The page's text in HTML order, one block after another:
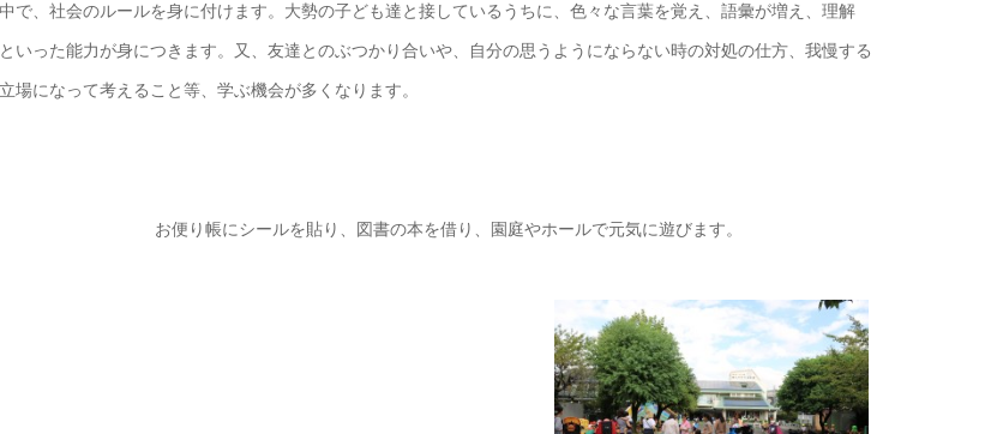
で、社会のルールを身に付けます。大勢の子ども達と接しているうちに、色々な言葉を覚え、語彙が増え、理解
いった能力が身につきます。又、友達とのぶつかり合いや、自分の思うようにならない時の対処の仕方、我慢する
場になって考えること等、学ぶ機会が多くなります。
お便り帳にシールを貼り、図書の本を借り、園庭やホールで元気に遊びます。